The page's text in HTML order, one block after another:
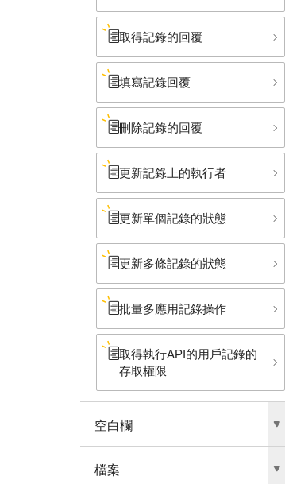
取得記錄的回覆
填寫記錄回覆
刪除記錄的回覆
更新記錄上的執行者
更新單個記錄的狀態
更新多條記錄的狀態
批量多應用記錄操作
取得執行API的用戶記錄的
存取權限
空白欄
檔案